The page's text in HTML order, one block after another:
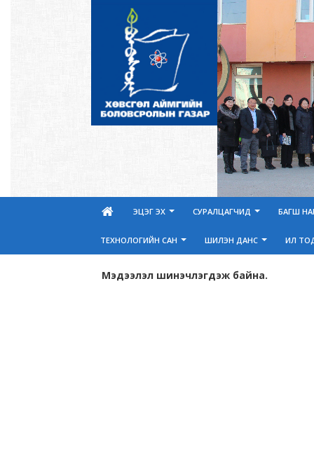
ЭЦЭГ ЭХ СУРАЛЦАГЧИД БАГШ
ТЕХНОЛОГИЙН САН ШИЛЭН ДАНС ИЛ
Мэдээлэл шинэчлэгдэж байна.